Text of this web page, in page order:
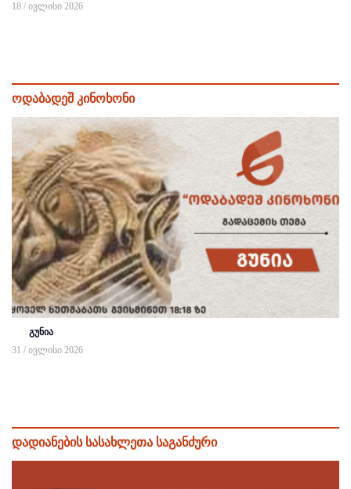
18 / ივლისი 2026
ოდაბადეშ კინოხონი
გუნია
31 / ივლისი 2026
დადიანების სასახლეთა საგანძური